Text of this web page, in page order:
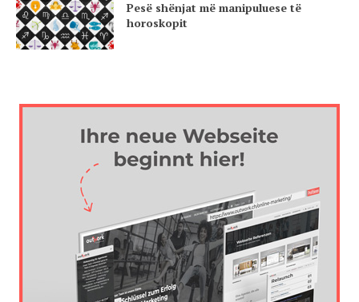
Pesë shënjat më manipuluese të
horoskopit